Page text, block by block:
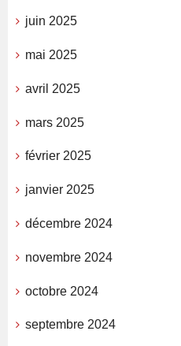
juin 2025
mai 2025
avril 2025
mars 2025
février 2025
janvier 2025
décembre 2024
novembre 2024
octobre 2024
septembre 2024